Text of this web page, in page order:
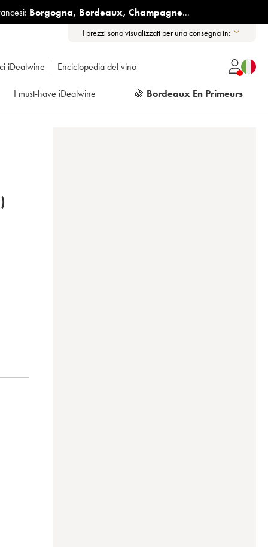
Borgogna, Bordeaux, Champagne...
I prezzi sono visualizzati per una consegna in:
iDealwine Enciclopedia del vino
I must-have iDealwine 🍇 Bordeaux En Primeurs